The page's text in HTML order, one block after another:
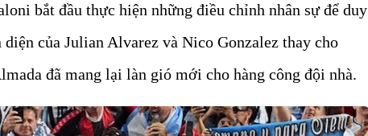
bắt đầu thực hiện những điều chỉnh nhân sự để duy
của Julian Alvarez và Nico Gonzalez thay cho
đã mang lại làn gió mới cho hàng công đội nhà.